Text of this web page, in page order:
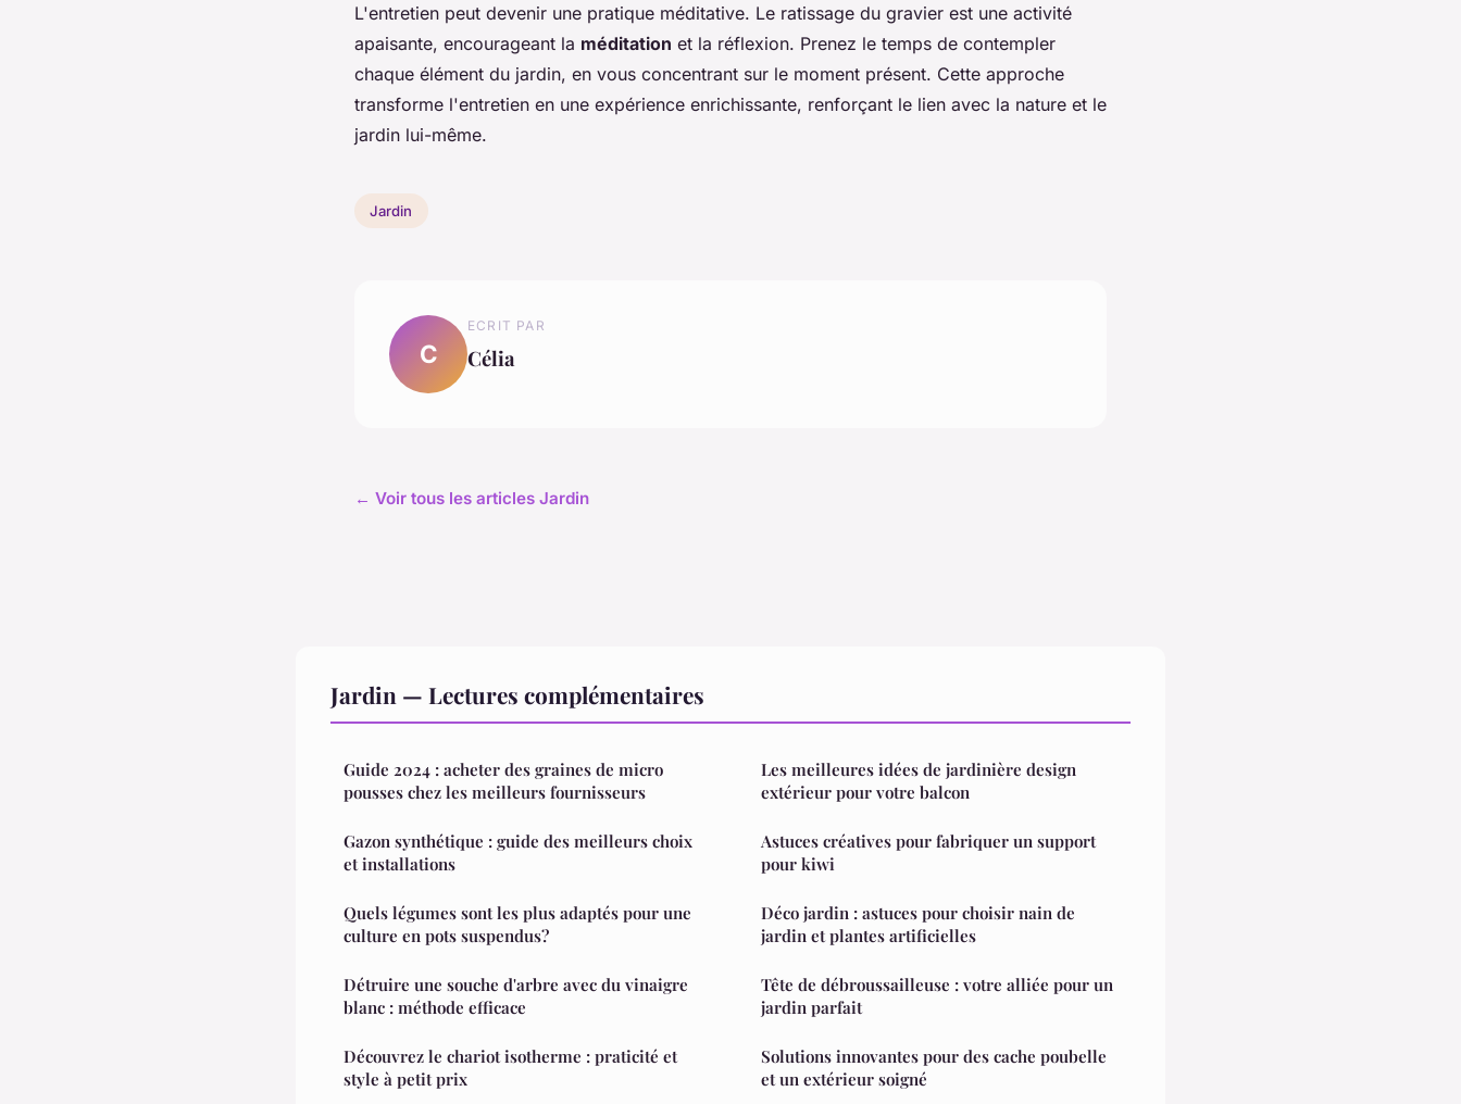
L'entretien peut devenir une pratique méditative. Le ratissage du gravier est une activité
apaisante, encourageant la méditation et la réflexion. Prenez le temps de contempler
chaque élément du jardin, en vous concentrant sur le moment présent. Cette approche
transforme l'entretien en une expérience enrichissante, renforçant le lien avec la nature et le
jardin lui-même.
Jardin
C
ECRIT PAR
Célia
← Voir tous les articles Jardin
Jardin — Lectures complémentaires
Guide 2024 : acheter des graines de micro
pousses chez les meilleurs fournisseurs
Gazon synthétique : guide des meilleurs choix
et installations
Quels légumes sont les plus adaptés pour une
culture en pots suspendus?
Détruire une souche d'arbre avec du vinaigre
blanc : méthode efficace
Découvrez le chariot isotherme : praticité et
style à petit prix
Les meilleures idées de jardinière design
extérieur pour votre balcon
Astuces créatives pour fabriquer un support
pour kiwi
Déco jardin : astuces pour choisir nain de
jardin et plantes artificielles
Tête de débroussailleuse : votre alliée pour un
jardin parfait
Solutions innovantes pour des cache poubelle
et un extérieur soigné